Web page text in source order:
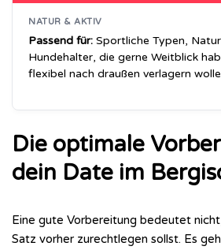
NATUR & AKTIV
Passend für: Sportliche Typen,
Hundehalter, die gerne Weitblick
flexibel nach draußen verlagern
Die optimale
dein Date im
Eine gute Vorbereitung bedeutet
Satz vorher zurechtlegen sollst. Es